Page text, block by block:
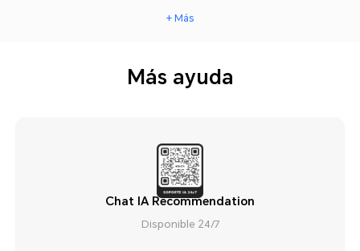
+ Más
Más ayuda
Chat IA Recommendation
Disponible 24/7